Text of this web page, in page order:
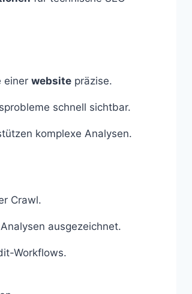
einer website präzise.
schnell sichtbar.
komplexe Analysen.
Crawl.
ausgezeichnet.
Workflows.